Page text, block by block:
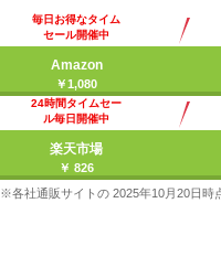
毎日お得なタイム
セール開催中
Amazon
￥1,080
24時間タイムセー
ル毎日開催中
楽天市場
￥ 826
※各社通販サイトの 2025年10月20日時